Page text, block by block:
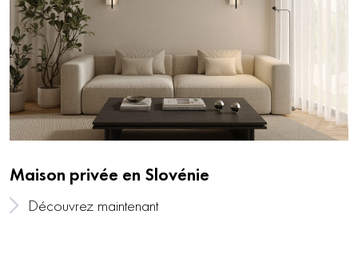
Maison privée en Slovénie
Découvrez maintenant